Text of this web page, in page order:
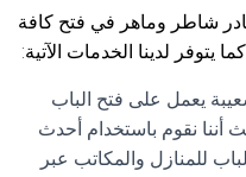
شاطر وماهر في فتح كافة
يتوفر لدينا الخدمات الآتية:
يعمل على فتح الباب
نقوم باستخدام أحدث
للمنازل والمكاتب عبر